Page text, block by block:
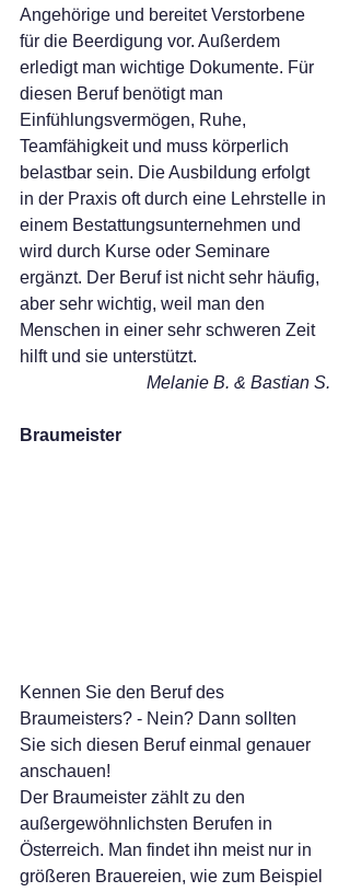
Angehörige und bereitet Verstorbene
für die Beerdigung vor. Außerdem
erledigt man wichtige Dokumente. Für
diesen Beruf benötigt man
Einfühlungsvermögen, Ruhe,
Teamfähigkeit und muss körperlich
belastbar sein. Die Ausbildung erfolgt
in der Praxis oft durch eine Lehrstelle in
einem Bestattungsunternehmen und
wird durch Kurse oder Seminare
ergänzt. Der Beruf ist nicht sehr häufig,
aber sehr wichtig, weil man den
Menschen in einer sehr schweren Zeit
hilft und sie unterstützt.
Melanie B. & Bastian S.
Braumeister
Kennen Sie den Beruf des
Braumeisters? - Nein? Dann sollten
Sie sich diesen Beruf einmal genauer
anschauen!
Der Braumeister zählt zu den
außergewöhnlichsten Berufen in
Österreich. Man findet ihn meist nur in
größeren Brauereien, wie zum Beispiel